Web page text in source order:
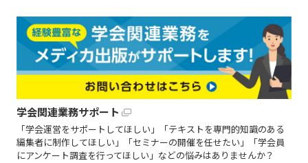
学会関連業務サポート
「学会運営をサポートしてほしい」「テキストを専門的知識のある
編集者に制作してほしい」「セミナーの開催を任せたい」「学会員
にアンケート調査を行ってほしい」などの悩みはありませんか？